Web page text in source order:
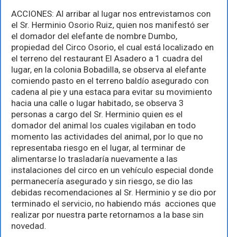
ACCIONES: Al arribar al lugar nos entrevistamos con
el Sr. Herminio Osorio Ruiz, quien nos manifestó ser
el domador del elefante de nombre Dumbo,
propiedad del Circo Osorio, el cual está localizado en
el terreno del restaurant El Asadero a 1 cuadra del
lugar, en la colonia Bobadilla, se observa al elefante
comiendo pasto en el terreno baldío asegurado con
cadena al pie y una estaca para evitar su movimiento
hacia una calle o lugar habitado, se observa 3
personas a cargo del Sr. Herminio quien es el
domador del animal los cuales vigilaban en todo
momento las actividades del animal, por lo que no
representaba riesgo en el lugar, al terminar de
alimentarse lo trasladaría nuevamente a las
instalaciones del circo en un vehículo especial donde
permanecería asegurado y sin riesgo, se dio las
debidas recomendaciones al Sr. Herminio y se dio por
terminado el servicio, no habiendo más acciones que
realizar por nuestra parte retornamos a la base sin
novedad.